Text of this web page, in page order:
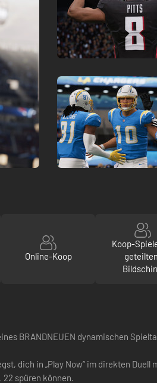
Online-Koop
Koop-
BRANDNEUEN dynamischen
dich in „Play Now“ im direkten
spüren können.